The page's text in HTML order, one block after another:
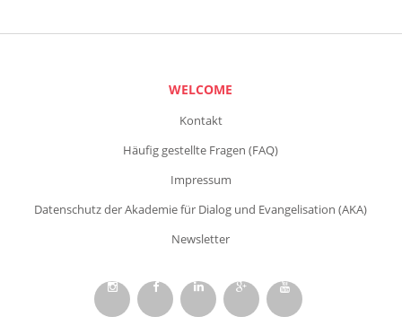
WELCOME
Kontakt
Häufig gestellte Fragen (FAQ)
Impressum
Datenschutz der Akademie für Dialog und Evangelisation (AKA)
Newsletter